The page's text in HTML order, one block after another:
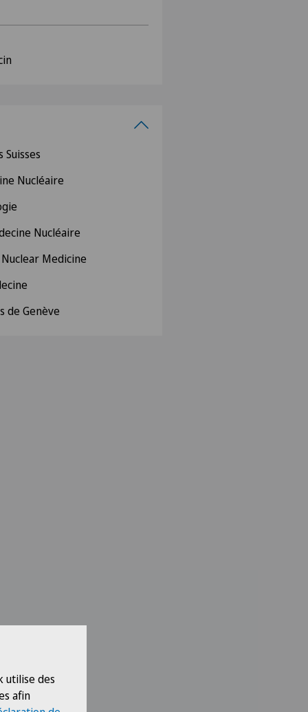
Nucléaire
Nucléaire
Medicine
de Genève
utilise des
afin